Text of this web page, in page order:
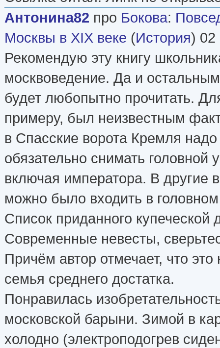
Антонина82 про Бокова:
Москвы в XIX веке (История) 02
Рекомендую эту книгу
москвоведение. Да и
будет любопытно прочитать.
примеру, был неизвестным
в Спасские ворота Кремля
обязательно снимать головной
включая императора. В другие
можно было входить в
Список приданного купеческой
Современные невесты,
Причём автор отмечает, что это
семья среднего достатка.
Понравилась
московской барыни. Зимой в
холодно (электроподогрев